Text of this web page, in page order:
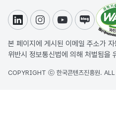
링크드인인스타그램
유튜브블로그
본 페이지에 게시된 이메일 주소가
위반시 정보통신법에 의해 처벌됨을
COPYRIGHT ⓒ 한국콘텐츠진흥원.